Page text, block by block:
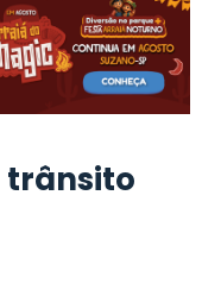
trânsito